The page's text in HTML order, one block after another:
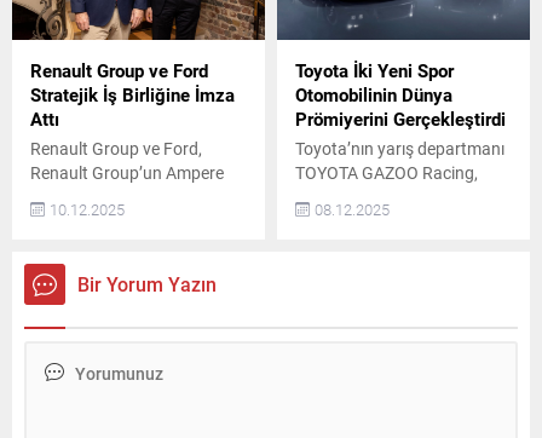
Renault Group ve Ford
Stratejik İş Birliğine İmza
Attı
Renault Group ve Ford,
Renault Group’un Ampere
platformunu temel alan iki
yeni Ford marka elektrikli
stratejik bir ortaklık
anlaşması imzaladı. Ayrıca
fırsatlarını araştırarak,
10.12.2025
Toyota İki Yeni Spor
Otomobilinin Dünya
Prömiyerini Gerçekleştirdi
Toyota’nın yarış departmanı
TOYOTA GAZOO Racing,
motor sporları deneyimleriyle
geliştirdiği iki yeni model GR
08.12.2025
Bir Yorum Yazın